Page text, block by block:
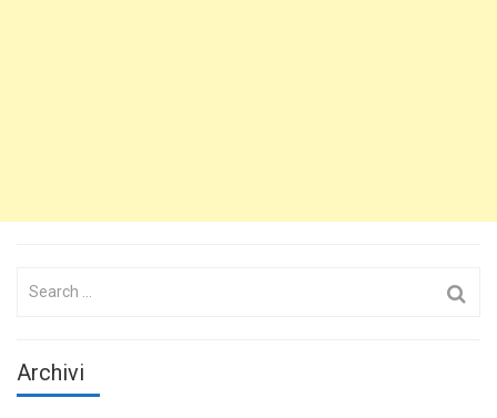
Search
Archivi